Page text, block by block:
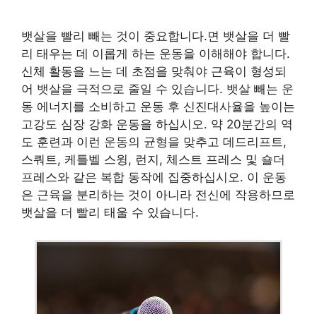
뱃살을 빨리 빼는 것이 중요합니다.면 뱃살을 더 빨
리 태우는 데 이롭게 하는 운동을 이해해야 합니다.
신체 활동을 느는 데 초점을 맞춰야 근육이 형성되
어 뱃살을 극적으로 줄일 수 있습니다. 뱃살 빼는 운
동 에너지를 소비하고 운동 후 신진대사율을 높이는
고강도 심장 강화 운동을 하십시오. 약 20분간의 역
도 훈련과 이런 운동의 균형을 맞추고 데드리프트,
스쿼트, 케틀벨 스윙, 런지, 체스트 프레스 및 숄더
프레스와 같은 복합 동작에 집중하십시오. 이 운동
은 근육을 분리하는 것이 아니라 전신에 작용하므로
뱃살을 더 빨리 태울 수 있습니다.